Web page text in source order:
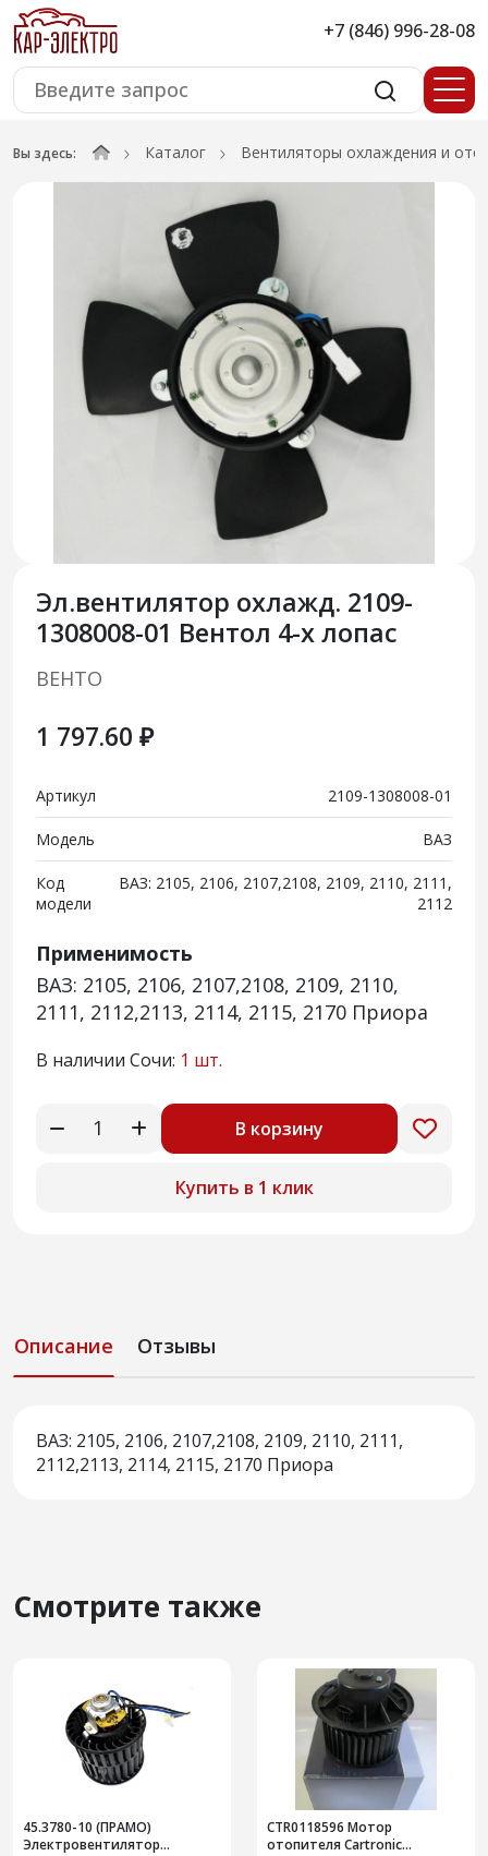
+7 (846) 996-28-08
Вы здесь: Каталог Вентиляторы охлаждения и
Эл.вентилятор охлажд. 2109-
1308008-01 Вентол 4-х лопас
ВЕНТО
1 797.60 ₽
Артикул 2109-1308008-01
Модель ВАЗ
Код
модели
ВАЗ: 2105, 2106, 2107,2108, 2109, 2110, 2111,
2112
Применимость
ВАЗ: 2105, 2106, 2107,2108, 2109, 2110,
2111, 2112,2113, 2114, 2115, 2170 Приора
В наличии Сочи: 1 шт.
В корзину
Купить в 1 клик
Описание Отзывы
ВАЗ: 2105, 2106, 2107,2108, 2109, 2110, 2111,
2112,2113, 2114, 2115, 2170 Приора
Смотрите также
45.3780-10 (ПРАМО)
Электровентилятор
CTR0118596 Мотор
отопителя Cartronic